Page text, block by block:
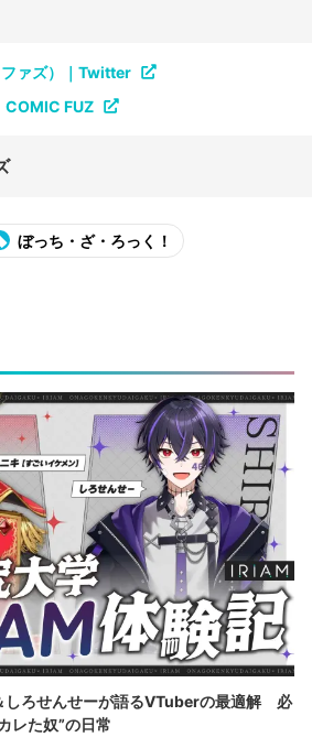
ァズ）｜Twitter
COMIC FUZ
ぼっち・ざ・ろっく！
しろせんせーが語るVTuberの最適解 必
レた奴”の日常